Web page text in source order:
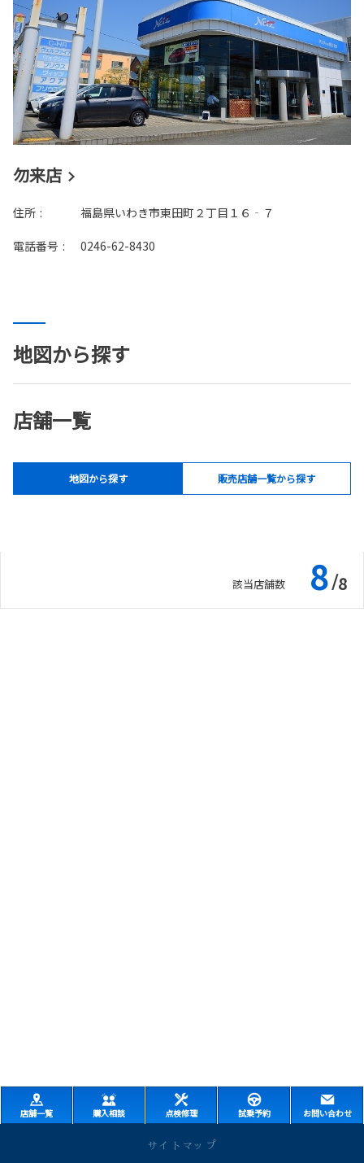
勿来店
住所 : 福島県いわき市東田町２丁目１６‐７
電話番号 : 0246-62-8430
地図から探す
店舗一覧
地図から探す 販売店舗一覧から探す
該当店舗数 8 /8
バリアフリー/多目的トイ
レ
G-Station
自動洗車機 AED
キッズルーム
フリードリンク
急速充電器
店舗一覧 購入相談 点検修理 試乗予約 お問い合わせ
サイトマップ